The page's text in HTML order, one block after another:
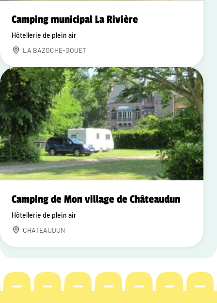
Camping municipal La Rivière
Hôtellerie de plein air
LA BAZOCHE-GOUET
Camping de Mon village de Châteaudun
Hôtellerie de plein air
CHATEAUDUN